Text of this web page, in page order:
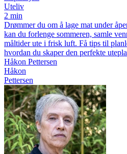
Uteliv
2 min
Drømmer du om å lage mat under
kan du forlenge sommeren, samle
måltider ute i frisk luft. Få tips til
hvordan du skaper den perfekte
Håkon Pettersen
Håkon
Pettersen